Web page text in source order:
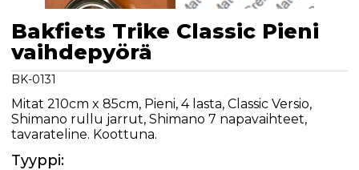
Bakfiets Trike Classic Pieni
vaihdepyörä
BK-0131
Mitat 210cm x 85cm, Pieni, 4 lasta, Classic Versio,
Shimano rullu jarrut, Shimano 7 napavaihteet,
tavarateline. Koottuna.
Tyyppi: